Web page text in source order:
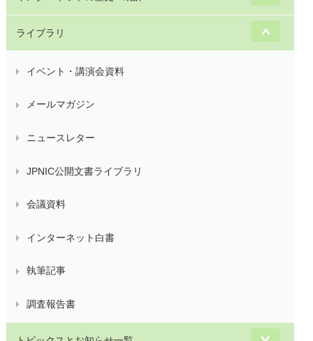
ライブラリ
イベント・講演会資料
メールマガジン
ニュースレター
JPNIC公開文書ライブラリ
会議資料
インターネット白書
執筆記事
調査報告書